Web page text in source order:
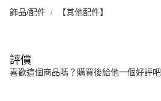
飾品/配件 【其他配件】
評價
喜歡這個商品嗎？購買後給他一個好評吧